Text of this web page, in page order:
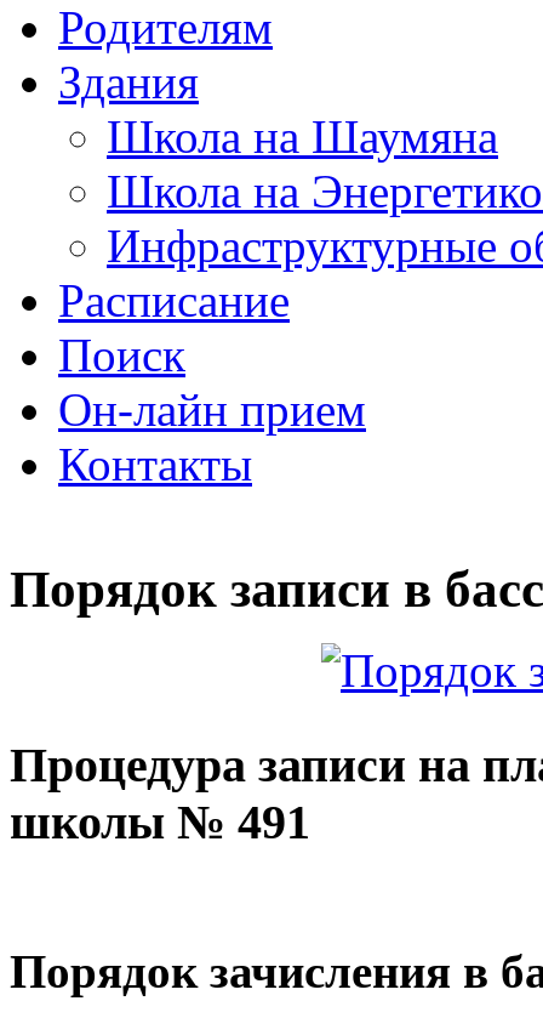
Родителям
Здания
Школа на Шаумяна
Школа на
Инфраструктурные
Расписание
Поиск
Он-лайн прием
Контакты
Порядок записи в
Процедура записи на
школы № 491
Порядок зачисления в